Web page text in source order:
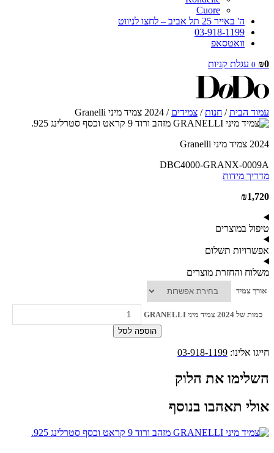
Cuore
ה' באייר 25 תל אביב – לחצו לניווט
03-918-1199
וואטסאפ
₪0
0 עגלת קניות
עמוד הבית/ חנות/ צמידים / 2024 צמיד מיני Granelli
2024 צמיד מיני Granelli
DBC4000-GRANX-0009A
מדריך מידות
₪1,720
טיפול במוצרים
אפשרויות תשלום
משלוח והחזרת מוצרים
אורך צמיד
כמות של 2024 צמיד מיני GRANELLI
הוספה לסל
חייגו אלינו: 03-918-1199
השלימו את הלוק
אולי תאהבו בנוסף